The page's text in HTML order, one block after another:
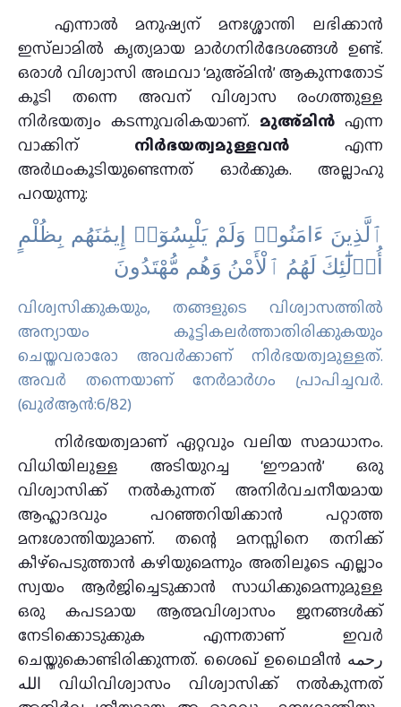
എന്നാല്‍ മനുഷ്യന് മനഃശ്ശാന്തി ലഭിക്കാന്‍
ഇസ്‌ലാമില്‍ കൃത്യമായ മാര്‍ഗനിര്‍ദേശങ്ങള്‍ ഉണ്ട്.
ഒരാള്‍ വിശ്വാസി അഥവാ ‘മുഅ്മിന്‍’ ആകുന്നതോട്
കൂടി തന്നെ അവന് വിശ്വാസ രംഗത്തുള്ള
നിര്‍ഭയത്വം കടന്നുവരികയാണ്. മുഅ്മിന്‍ എന്ന
വാക്കിന് നിര്‍ഭയത്വമുള്ളവന്‍ എന്ന
അര്‍ഥംകൂടിയുണ്ടെന്നത് ഓര്‍ക്കുക. അല്ലാഹു
പറയുന്നു:
ٱلَّذِينَ ءَامَنُوا۟ وَلَمْ يَلْبِسُوٓا۟ إِيمَٰنَهُم بِظُلْمٍ
أُو۟لَٰٓئِكَ لَهُمُ ٱلْأَمْنُ وَهُم مُّهْتَدُونَ ‎
വിശ്വസിക്കുകയും, തങ്ങളുടെ വിശ്വാസത്തില്‍
അന്യായം കൂട്ടികലര്‍ത്താതിരിക്കുകയും
ചെയ്തവരാരോ അവര്‍ക്കാണ് നിര്‍ഭയത്വമുള്ളത്‌.
അവര്‍ തന്നെയാണ് നേര്‍മാര്‍ഗം പ്രാപിച്ചവര്‍.
(ഖു൪ആന്‍:6/82)
നിര്‍ഭയത്വമാണ് ഏറ്റവും വലിയ സമാധാനം.
വിധിയിലുള്ള അടിയുറച്ച ‘ഈമാന്‍’ ഒരു
വിശ്വാസിക്ക് നല്‍കുന്നത് അനിര്‍വചനീയമായ
ആഹ്ലാദവും പറഞ്ഞറിയിക്കാന്‍ പറ്റാത്ത
മനഃശാന്തിയുമാണ്. തന്റെ മനസ്സിനെ തനിക്ക്
കീഴ്‌പെടുത്താന്‍ കഴിയുമെന്നും അതിലൂടെ എല്ലാം
സ്വയം ആര്‍ജിച്ചെടുക്കാന്‍ സാധിക്കുമെന്നുമുള്ള
ഒരു കപടമായ ആത്മവിശ്വാസം ജനങ്ങള്‍ക്ക്
നേടിക്കൊടുക്കുക എന്നതാണ് ഇവര്‍
ചെയ്തുകൊണ്ടിരിക്കുന്നത്. ശൈഖ് ഉഥൈമീന്‍ رحمه
الله വിധിവിശ്വാസം വിശ്വാസിക്ക് നല്‍കുന്നത്